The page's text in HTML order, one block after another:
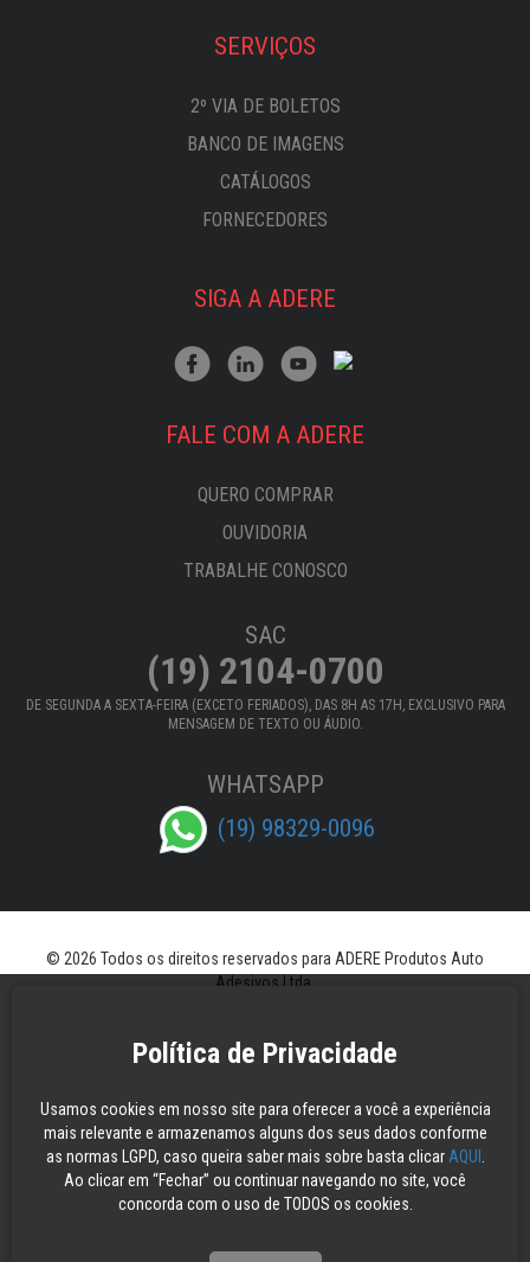
SERVIÇOS
2º VIA DE BOLETOS
BANCO DE IMAGENS
CATÁLOGOS
FORNECEDORES
SIGA A ADERE
FALE COM A ADERE
QUERO COMPRAR
OUVIDORIA
TRABALHE CONOSCO
SAC
(19) 2104-0700
DE SEGUNDA A SEXTA-FEIRA (EXCETO FERIADOS), DAS 8H AS 17H, EXCLUSIVO PARA
MENSAGEM DE TEXTO OU ÁUDIO.
WHATSAPP
(19) 98329-0096
Política de Privacidade
Usamos cookies em nosso site para oferecer a você a experiência
mais relevante e armazenamos alguns dos seus dados conforme
as normas LGPD, caso queira saber mais sobre basta clicar AQUI
Ao clicar em “Fechar” ou continuar navegando no site, você
concorda com o uso de TODOS os cookies.
© 2026 Todos os direitos reservados para ADERE Produtos Auto
Adesivos Ltda.